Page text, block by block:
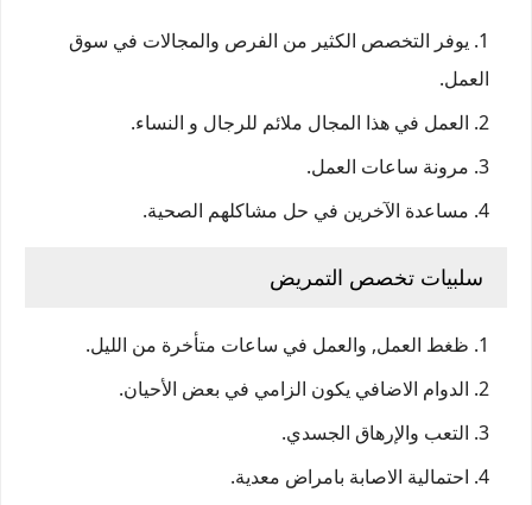
يوفر التخصص الكثير من الفرص والمجالات في سوق
العمل.
العمل في هذا المجال ملائم للرجال و النساء.
مرونة ساعات العمل.
مساعدة الآخرين في حل مشاكلهم الصحية.
سلبيات تخصص التمريض
ظغط العمل, والعمل في ساعات متأخرة من الليل.
الدوام الاضافي يكون الزامي في بعض الأحيان.
التعب والإرهاق الجسدي.
احتمالية الاصابة بامراض معدية.